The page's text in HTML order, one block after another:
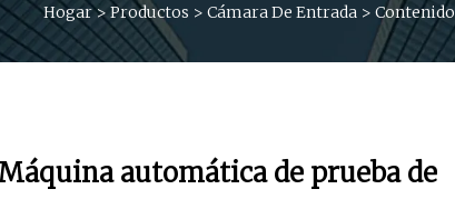
Hogar> Productos > Cámara De Entrada > Contenido
automática de prueba de